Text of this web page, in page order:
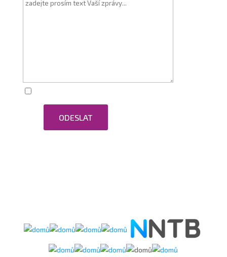
ODESLAT